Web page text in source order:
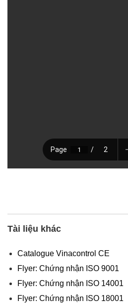
Tài liệu khác
Catalogue Vinacontrol CE
Flyer: Chứng nhận ISO 9001
Flyer: Chứng nhận ISO 14001
Flyer: Chứng nhận ISO 18001